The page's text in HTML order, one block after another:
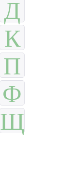
Д
К
П
Ф
Щ